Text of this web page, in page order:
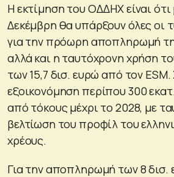
Η εκτίμηση του ΟΔΔΗΧ είναι
Δεκέμβρη θα υπάρξουν όλες οι
για την πρόωρη αποπληρωμή
αλλά και η ταυτόχρονη χρήση
των 15,7 δισ. ευρώ από τον ESM.
εξοικονόμηση περίπου 300
από τόκους μέχρι το 2028, με
βελτίωση του προφίλ του
χρέους.
Για την αποπληρωμή των 8 δισ.